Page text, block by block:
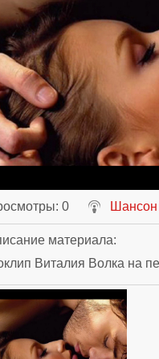
: 0 Шансон
материала:
Виталия Волка на